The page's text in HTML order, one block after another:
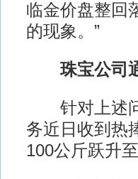
临金价盘整回
的现象。”
珠宝公司
针对上述问
务近日收到热
100公斤跃升